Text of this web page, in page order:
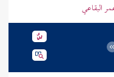
البقاعي